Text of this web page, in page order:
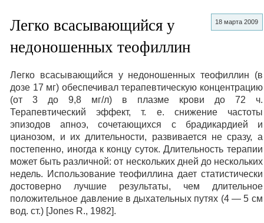
18 марта 2009
Легко всасывающийся у
недоношенных теофиллин
Легко всасывающийся у недоношенных теофиллин (в
дозе 17 мг) обеспечивал терапевтическую концентрацию
(от 3 до 9,8 мг/л) в плазме крови до 72 ч.
Терапевтический эффект, т. е. снижение частоты
эпизодов апноэ, сочетающихся с брадикардией и
цианозом, и их длительности, развивается не сразу, а
постепенно, иногда к концу суток. Длительность терапии
может быть различной: от нескольких дней до нескольких
недель. Использование теофиллина дает статистически
достоверно лучшие результаты, чем длительное
положительное давление в дыхательных путях (4 — 5 см
вод. ст.) [Jones R., 1982].